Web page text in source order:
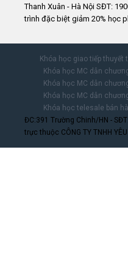
Thanh Xuân - Hà Nội SĐT:
trình đặc biệt giảm 20% học
Khóa học giao tiếp thuyết
Khóa học MC dẫn
Khóa học MC dẫn
Khóa học MC dẫn
Khóa học telesale bán
ĐC:391 Trường Chinh/HN -
trực thuộc CÔNG TY TNHH